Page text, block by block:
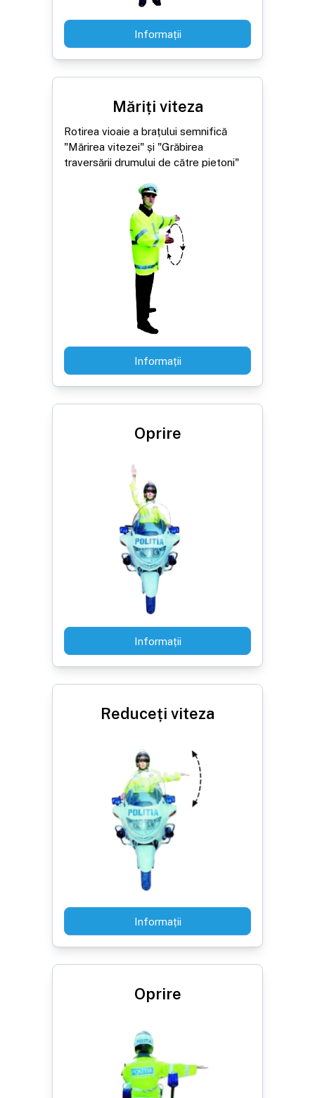
Informații
Măriți viteza
Rotirea vioaie a brațului semnifică
"Mărirea vitezei" și "Grăbirea
traversării drumului de către pietoni"
Informații
Oprire
Informații
Reduceți viteza
Informații
Oprire